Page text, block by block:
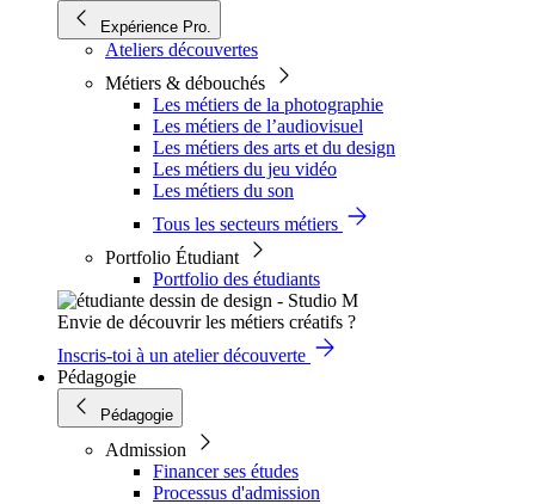
Expérience Pro.
Ateliers découvertes
Métiers & débouchés
Les métiers de la photographie
Les métiers de l’audiovisuel
Les métiers des arts et du design
Les métiers du jeu vidéo
Les métiers du son
Tous les secteurs métiers
Portfolio Étudiant
Portfolio des étudiants
Envie de découvrir les métiers créatifs ?
Inscris-toi à un atelier découverte
Pédagogie
Pédagogie
Admission
Financer ses études
Processus d'admission